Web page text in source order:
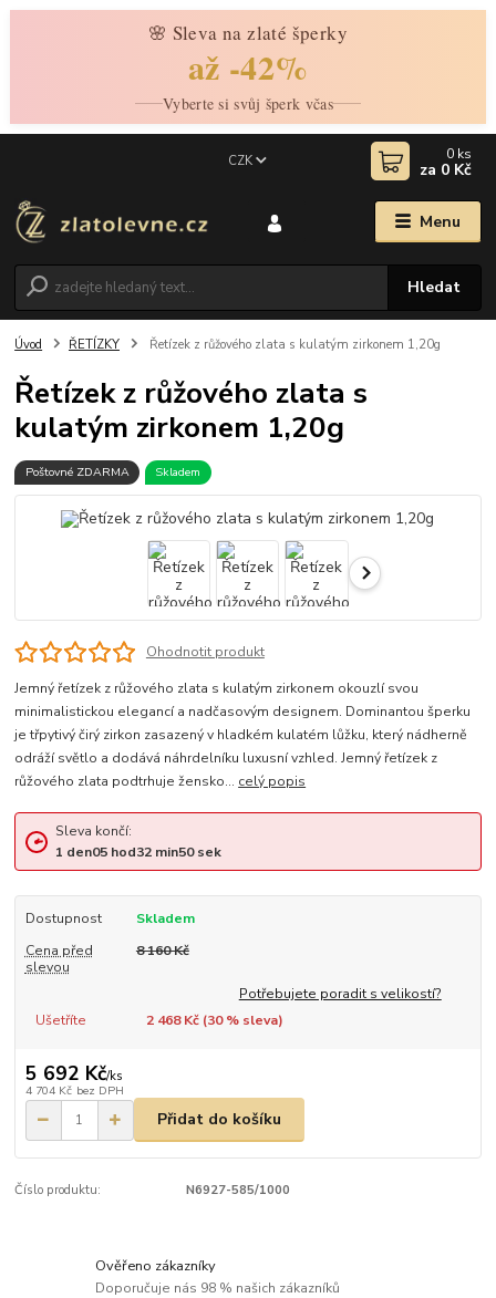
🌸 Sleva na zlaté šperky
až -42%
Vyberte si svůj šperk včas
Menu
CZK
Hledat
0 ks
za 0 Kč
Úvod ŘETÍZKY Řetízek z růžového zlata s kulatým zirkonem 1,20g
Řetízek z růžového zlata s
kulatým zirkonem 1,20g
Poštovné ZDARMA Skladem
Ohodnotit produkt
Jemný řetízek z růžového zlata s kulatým zirkonem okouzlí svou
minimalistickou elegancí a nadčasovým designem. Dominantou šperku
je třpytivý čirý zirkon zasazený v hladkém kulatém lůžku, který nádherně
odráží světlo a dodává náhrdelníku luxusní vzhled. Jemný řetízek z
růžového zlata podtrhuje žensko... celý popis
Sleva končí:
1 den05hod32min50sek
Dostupnost
Skladem
Cena před
slevou
8 160 Kč
Potřebujete poradit s velikostí?
Ušetříte
2 468 Kč (30% sleva)
5 692 Kč/ks
4 704 Kč bez DPH
Přidat do košíku
Číslo produktu: N6927-585/1000
Ověřeno zákazníky
Doporučuje nás 98 % našich zákazníků